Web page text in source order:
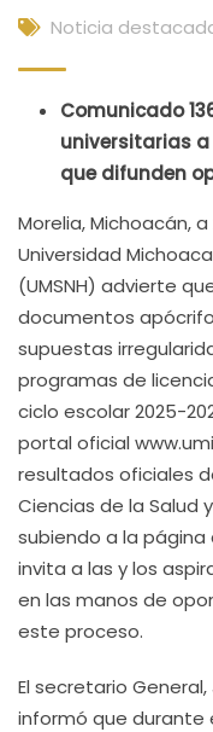
Noticia
Comunicado
universitarias
que difunden
Morelia, Michoacán,
Universidad
(UMSNH) advierte
documentos
supuestas
programas de
ciclo escolar 2025-
portal oficial
resultados oficiales
Ciencias de la Salud
subiendo a la página
invita a las y los
en las manos de
este proceso.
El secretario
informó que durante